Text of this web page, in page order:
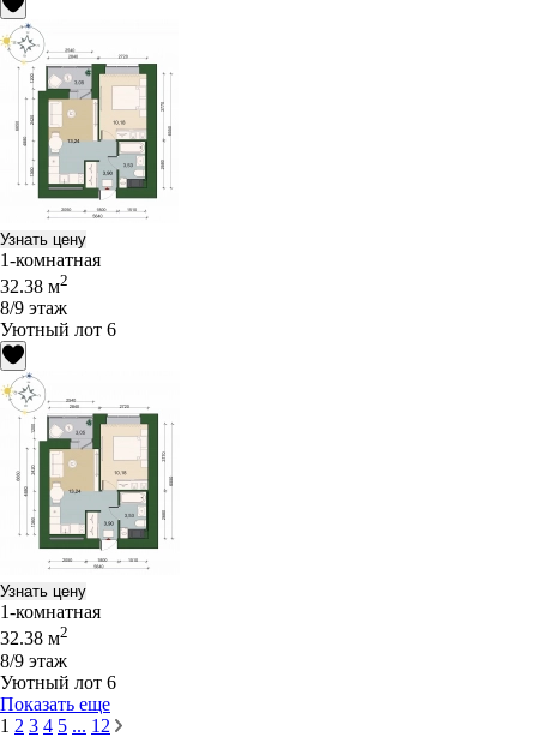
Узнать цену
1-комнатная
32.38 м2
8/9 этаж
Уютный лот 6
Узнать цену
1-комнатная
32.38 м2
8/9 этаж
Уютный лот 6
Показать еще
1 2 3 4 5 ... 12